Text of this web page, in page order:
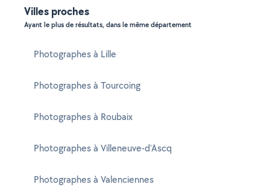
Villes proches
Ayant le plus de résultats, dans le même département
Photographes à Lille
Photographes à Tourcoing
Photographes à Roubaix
Photographes à Villeneuve-d'Ascq
Photographes à Valenciennes